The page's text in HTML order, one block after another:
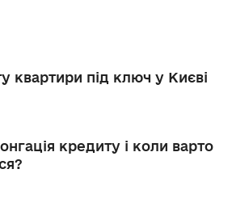
квартири під ключ у Києві
кредиту і коли варто